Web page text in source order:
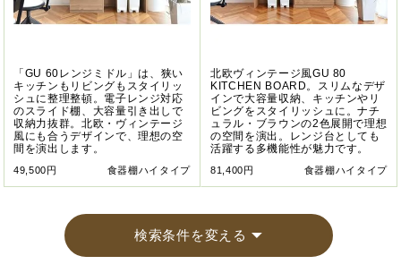
「GU 60レンジミドル」は、狭い
キッチンもリビングもスタイリッ
シュに整理整頓。電子レンジ対応
のスライド棚、大容量引き出しで
収納力抜群。北欧・ヴィンテージ
風にも合うデザインで、理想の空
間を演出します。
49,500円 食器棚ハイタイプ
北欧ヴィンテージ風GU 80
KITCHEN BOARD。スリムなデザ
インで大容量収納、キッチンやリ
ビングをスタイリッシュに。ナチ
ュラル・ブラウンの2色展開で理想
の空間を演出。レンジ台としても
活躍する多機能性が魅力です。
81,400円 食器棚ハイタイプ
検索条件を変える